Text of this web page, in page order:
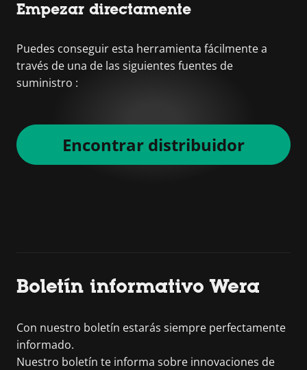
Empezar directamente
Puedes conseguir esta herramienta fácilmente a
través de una de las siguientes fuentes de
suministro :
Encontrar distribuidor
Boletín informativo Wera
Con nuestro boletín estarás siempre perfectamente
informado.
Nuestro boletín te informa sobre innovaciones de